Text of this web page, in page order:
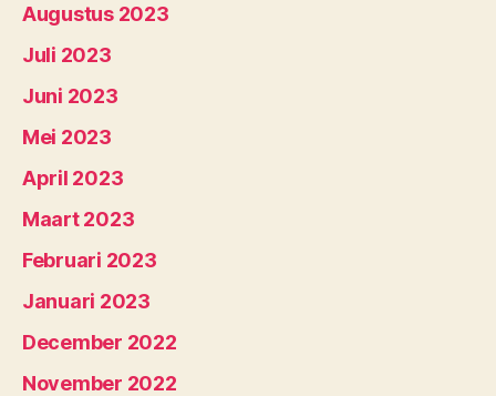
Augustus 2023
Juli 2023
Juni 2023
Mei 2023
April 2023
Maart 2023
Februari 2023
Januari 2023
December 2022
November 2022